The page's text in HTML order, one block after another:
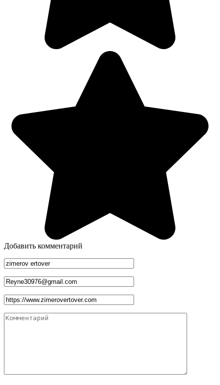
Добавить комментарий
Имя
*
Email
*
Сайт
Комментарий